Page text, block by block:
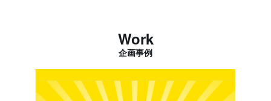
Work
企画事例